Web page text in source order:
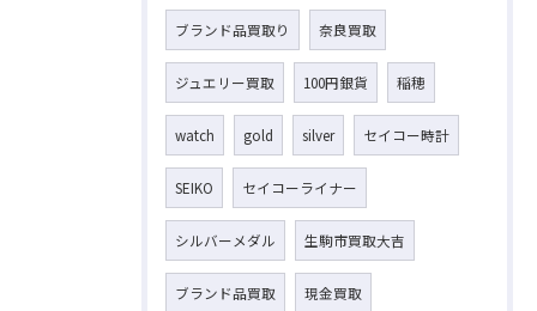
ブランド品買取り 奈良買取
ジュエリー買取 100円銀貨 稲穂
watch gold silver セイコー時計
SEIKO セイコーライナー
シルバーメダル 生駒市買取大吉
ブランド品買取 現金買取